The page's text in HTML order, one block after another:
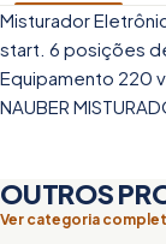
Misturador
start. 6 posições
Equipamento 220
NAUBER
OUTROS
Ver categoria